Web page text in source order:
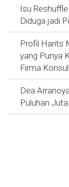
Isu
Diduga jadi
Profil Harits
yang Punya
Firma
Dea
Puluhan